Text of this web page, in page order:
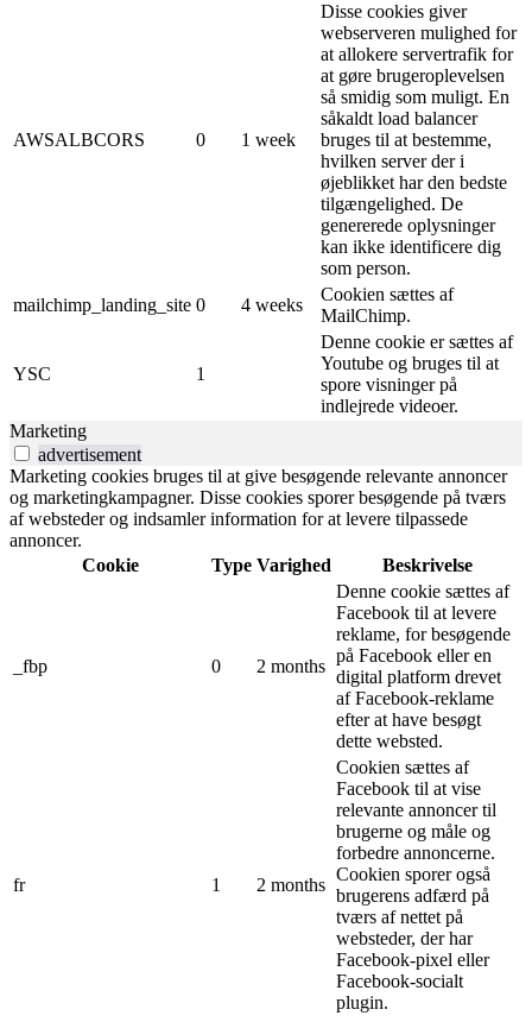
AWSALBCORS 0 1 week
Disse cookies giver
webserveren mulighed for
at allokere servertrafik for
at gøre brugeroplevelsen
så smidig som muligt. En
såkaldt load balancer
bruges til at bestemme,
hvilken server der i
øjeblikket har den bedste
tilgængelighed. De
genererede oplysninger
kan ikke identificere dig
som person.
mailchimp_landing_site 0 4 weeks
Cookien sættes af
MailChimp.
YSC 1
Denne cookie er sættes af
Youtube og bruges til at
spore visninger på
indlejrede videoer.
Marketing
advertisement
Marketing cookies bruges til at give besøgende relevante annoncer
og marketingkampagner. Disse cookies sporer besøgende på tværs
af websteder og indsamler information for at levere tilpassede
annoncer.
Cookie
Type Varighed Beskrivelse
_fbp 0 2 months
Denne cookie sættes af
Facebook til at levere
reklame, for besøgende
på Facebook eller en
digital platform drevet
af Facebook-reklame
efter at have besøgt
dette websted.
fr 1 2 months
Cookien sættes af
Facebook til at vise
relevante annoncer til
brugerne og måle og
forbedre annoncerne.
Cookien sporer også
brugerens adfærd på
tværs af nettet på
websteder, der har
Facebook-pixel eller
Facebook-socialt
plugin.